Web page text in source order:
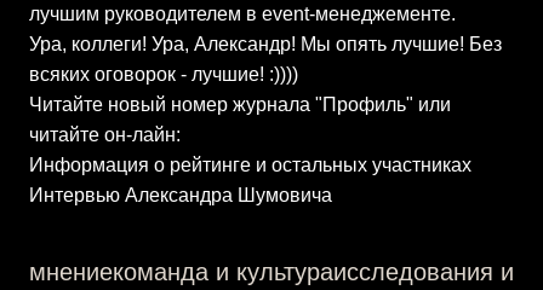
лучшим руководителем в event-менеджементе.
Ура, коллеги! Ура, Александр! Мы опять лучшие! Без
всяких оговорок - лучшие! :))))
Читайте новый номер журнала "Профиль" или
читайте он-лайн:
Информация о рейтинге и остальных участниках
Интервью Александра Шумовича
мнениекоманда и культураисследования и